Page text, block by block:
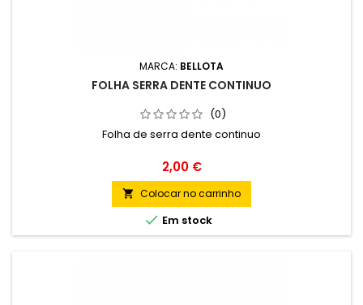
MARCA: BELLOTA
FOLHA SERRA DENTE CONTINUO
(0)
Folha de serra dente continuo
Preço
2,00 €
 Colocar no carrinho
 Em stock